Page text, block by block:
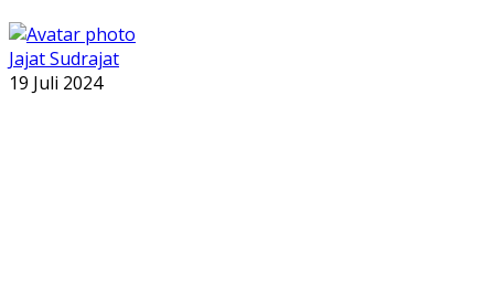
Jajat Sudrajat
19 Juli 2024